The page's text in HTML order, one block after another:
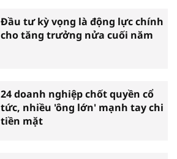
Đầu tư kỳ vọng là động lực chính
cho tăng trưởng nửa cuối năm
24 doanh nghiệp chốt quyền cổ
tức, nhiều 'ông lớn' mạnh tay chi
tiền mặt